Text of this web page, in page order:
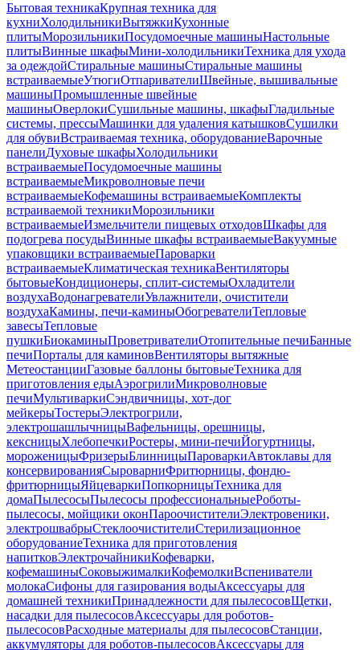
Бытовая техникаКрупная техника для
кухниХолодильникиВытяжкиКухонные
плитыМорозильникиПосудомоечные машиныНастольные
плитыВинные шкафыМини-холодильникиТехника для ухода
за одеждойСтиральные машиныСтиральные машины
встраиваемыеУтюгиОтпаривателиШвейные, вышивальные
машиныПромышленные швейные
машиныОверлокиСушильные машины, шкафыГладильные
системы, прессыМашинки для удаления катышковСушилки
для обувиВстраиваемая техника, оборудованиеВарочные
панелиДуховые шкафыХолодильники
встраиваемыеПосудомоечные машины
встраиваемыеМикроволновые печи
встраиваемыеКофемашины встраиваемыеКомплекты
встраиваемой техникиМорозильники
встраиваемыеИзмельчители пищевых отходовШкафы для
подогрева посудыВинные шкафы встраиваемыеВакуумные
упаковщики встраиваемыеПароварки
встраиваемыеКлиматическая техникаВентиляторы
бытовыеКондиционеры, сплит-системыОхладители
воздухаВодонагревателиУвлажнители, очистители
воздухаКамины, печи-каминыОбогревателиТепловые
завесыТепловые
пушкиБиокаминыПроветривателиОтопительные печиБанные
печиПорталы для каминовВентиляторы вытяжные
МетеостанцииГазовые баллоны бытовыеТехника для
приготовления едыАэрогрилиМикроволновые
печиМультиваркиСэндвичницы, хот-дог
мейкерыТостерыЭлектрогрили,
электрошашлычницыВафельницы, орешницы,
кексницыХлебопечкиРостеры, мини-печиЙогуртницы,
мороженицыФризерыБлинницыПароваркиАвтоклавы для
консервированияСыроварниФритюрницы, фондю-
фритюрницыЯйцеваркиПопкорницыТехника для
домаПылесосыПылесосы профессиональныеРоботы-
пылесосы, мойщики оконПароочистителиЭлектровеники,
электрошвабрыСтеклоочистителиСтерилизационное
оборудованиеТехника для приготовления
напитковЭлектрочайникиКофеварки,
кофемашиныСоковыжималкиКофемолкиВспениватели
молокаСифоны для газирования водыАксессуары для
домашней техникиПринадлежности для пылесосовЩетки,
насадки для пылесосовАксессуары для роботов-
пылесосовРасходные материалы для пылесосовСтанции,
аккумуляторы для роботов-пылесосовАксессуары для